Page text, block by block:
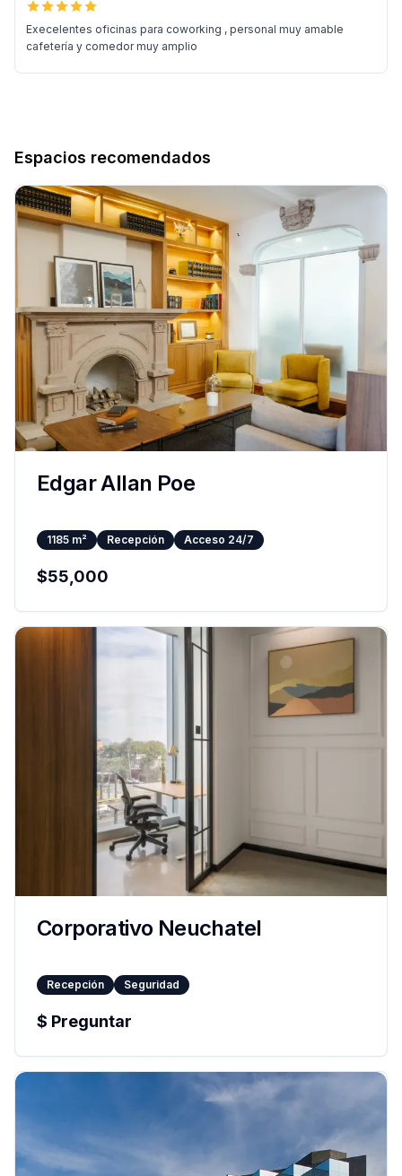
Execelentes oficinas para coworking , personal muy amable
cafetería y comedor muy amplio
Espacios recomendados
Edgar Allan Poe
1185 m² Recepción Acceso 24/7
$55,000
Corporativo Neuchatel
Recepción Seguridad
$ Preguntar